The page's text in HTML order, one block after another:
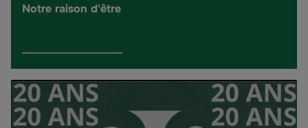
Notre raison d'être